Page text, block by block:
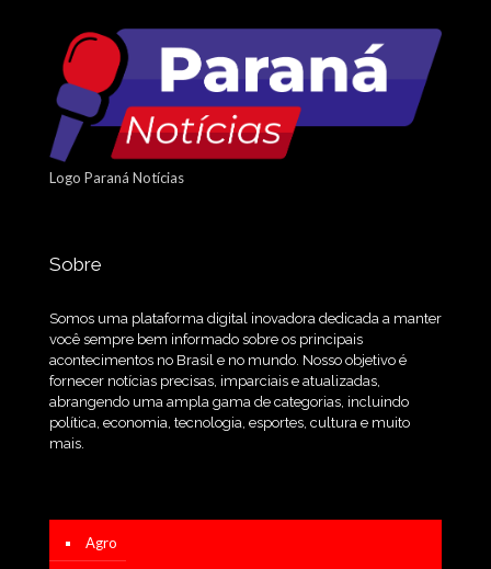
Logo Paraná Notícias
Sobre
Somos uma plataforma digital inovadora dedicada a manter
você sempre bem informado sobre os principais
acontecimentos no Brasil e no mundo. Nosso objetivo é
fornecer notícias precisas, imparciais e atualizadas,
abrangendo uma ampla gama de categorias, incluindo
política, economia, tecnologia, esportes, cultura e muito
mais.
Agro